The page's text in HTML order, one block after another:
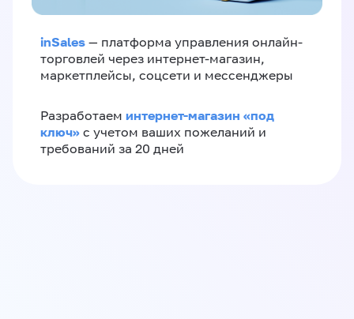
inSales — платформа управления онлайн-
торговлей через интернет-магазин,
маркетплейсы, соцсети и мессенджеры
Разработаем интернет-магазин «‎под
ключ»‎ с учетом ваших пожеланий и
требований за 20 дней